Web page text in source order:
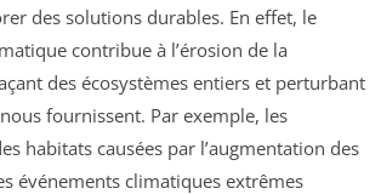
des solutions durables. En effet, le
contribue à l’érosion de la
des écosystèmes entiers et perturbant
fournissent. Par exemple, les
habitats causées par l’augmentation des
événements climatiques extrêmes